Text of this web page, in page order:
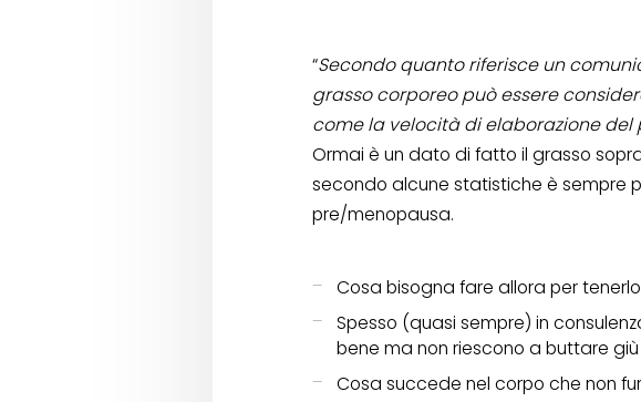
“Secondo quanto riferisce un
grasso corporeo può essere
come la velocità di elaborazione del
Ormai è un dato di fatto il grasso
secondo alcune statistiche è sempre
pre/menopausa.
Cosa bisogna fare allora per
Spesso (quasi sempre) in
bene ma non riescono a buttare
Cosa succede nel corpo che non